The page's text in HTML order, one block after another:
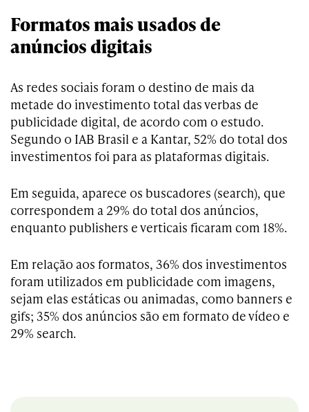
Formatos mais usados de
anúncios digitais
As redes sociais foram o destino de mais da
metade do investimento total das verbas de
publicidade digital, de acordo com o estudo.
Segundo o IAB Brasil e a Kantar, 52% do total dos
investimentos foi para as plataformas digitais.
Em seguida, aparece os buscadores (search), que
correspondem a 29% do total dos anúncios,
enquanto publishers e verticais ficaram com 18%.
Em relação aos formatos, 36% dos investimentos
foram utilizados em publicidade com imagens,
sejam elas estáticas ou animadas, como banners e
gifs; 35% dos anúncios são em formato de vídeo e
29% search.